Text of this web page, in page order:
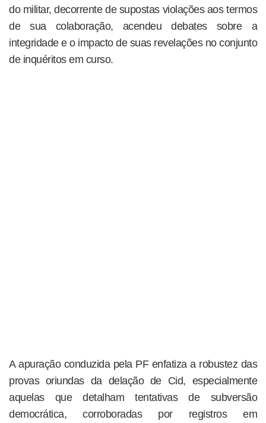
do militar, decorrente de supostas violações aos termos
de sua colaboração, acendeu debates sobre a
integridade e o impacto de suas revelações no conjunto
de inquéritos em curso.
A apuração conduzida pela PF enfatiza a robustez das
provas oriundas da delação de Cid, especialmente
aquelas que detalham tentativas de subversão
democrática, corroboradas por registros em